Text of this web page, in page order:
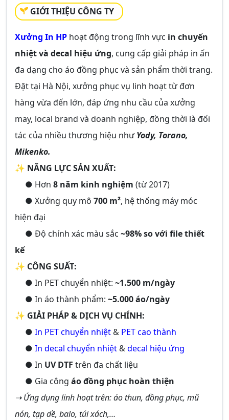
GIỚI THIỆU CÔNG TY
Xưởng In HP hoạt động trong lĩnh vực in chuyển
nhiệt và decal hiệu ứng, cung cấp giải pháp in ấn
đa dạng cho áo đồng phục và sản phẩm thời trang.
Đặt tại Hà Nội, xưởng phục vụ linh hoạt từ đơn
hàng vừa đến lớn, đáp ứng nhu cầu của xưởng
may, local brand và doanh nghiệp, đồng thời là đối
tác của nhiều thương hiệu nhưYody, Torano,
Mikenko.
✨ NĂNG LỰC SẢN XUẤT:
● Hơn 8 năm kinh nghiệm (từ 2017)
● Xưởng quy mô 700 m², hệ thống máy móc
hiện đại
● Độ chính xác màu sắc ~98% so với file thiết
kế
✨ CÔNG SUẤT:
● In PET chuyển nhiệt: ~1.500 m/ngày
● In áo thành phẩm: ~5.000 áo/ngày
✨ GIẢI PHÁP & DỊCH VỤ CHÍNH:
● In PET chuyển nhiệt& PET cao thành
● In decal chuyển nhiệt&decal hiệu ứng
● In UV DTF trên đa chất liệu
● Gia công áo đồng phục hoàn thiện
➝ Ứng dụng linh hoạt trên: áo thun, đồng phục, mũ
nón, tạp dề, balo, túi xách,…